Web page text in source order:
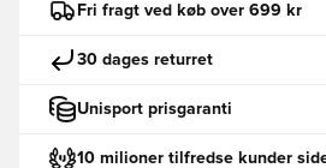
Fri fragt ved køb over 699 kr
30 dages returret
Unisport prisgaranti
10 milioner tilfredse kunder